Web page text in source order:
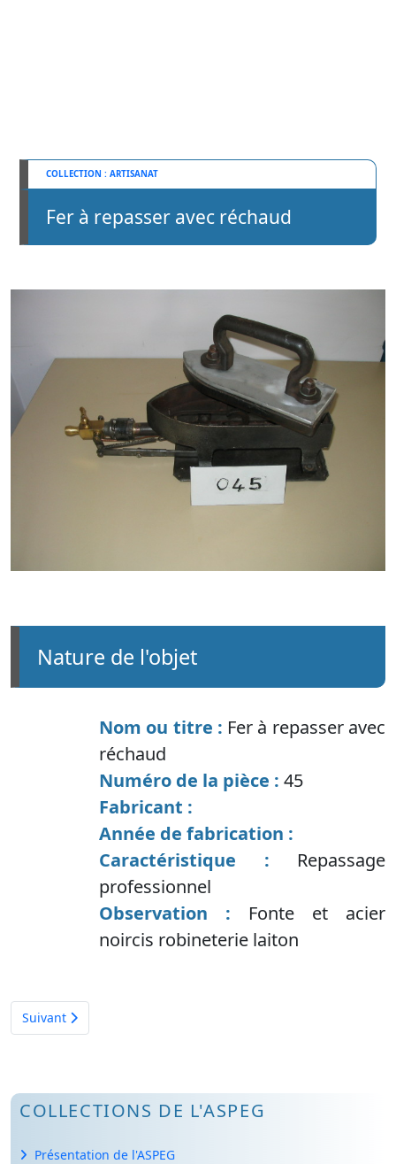
ARTISANAT
Fer à repasser avec réchaud
nature de l'objet
Nom ou titre : Fer à repasser avec
réchaud
Numéro de la pièce : 45
Fabricant :
Année de fabrication :
Caractéristique : Repassage
professionnel
Observation : Fonte et acier
noircis robineterie laiton
Article suivant : bec pour laboratoire
Suivant
COLLECTIONS DE L'ASPEG
Présentation de l'ASPEG